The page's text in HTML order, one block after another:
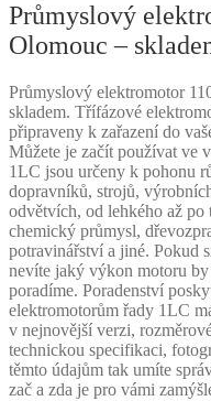
Průmyslový
Olomouc –
Průmyslový elektromotor
skladem. Třífázové
připraveny k zařazení do
Můžete je začít používat ve
1LC jsou určeny k pohonu
dopravníků, strojů,
odvětvích, od lehkého až
chemický průmysl,
potravinářství a jiné. Pokud
nevíte jaký výkon motoru
poradíme. Poradenství
elektromotorům řady 1LC
v nejnovější verzi,
technickou specifikaci,
těmto údajům tak umíte
zač a zda je pro vámi